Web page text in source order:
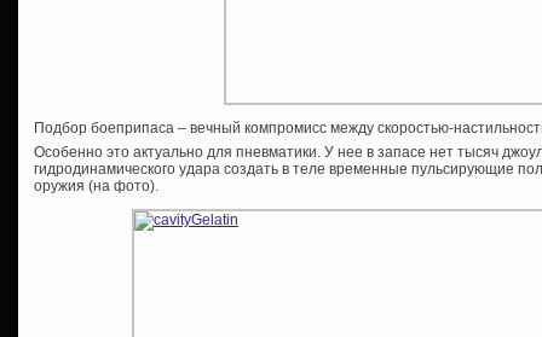
Подбор боеприпаса – вечный компромисс между скоростью-
Особенно это актуально для пневматики. У нее в запасе нет тысяч
гидродинамического удара создать в теле временные пульсирующие
оружия (на фото).